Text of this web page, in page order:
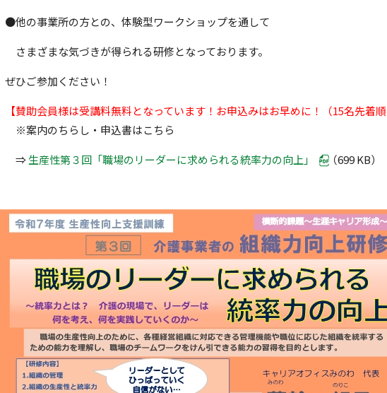
●他の事業所の方との、体験型ワークショップを通して
さまざまな気づきが得られる研修となっております。
ぜひご参加ください！
【賛助会員様は受講料無料となっています！お申込みはお早めに！（15名先着順
※案内のちらし・申込書はこちら
⇒生産性第３回「職場のリーダーに求められる統率力の向上」 （699 KB）